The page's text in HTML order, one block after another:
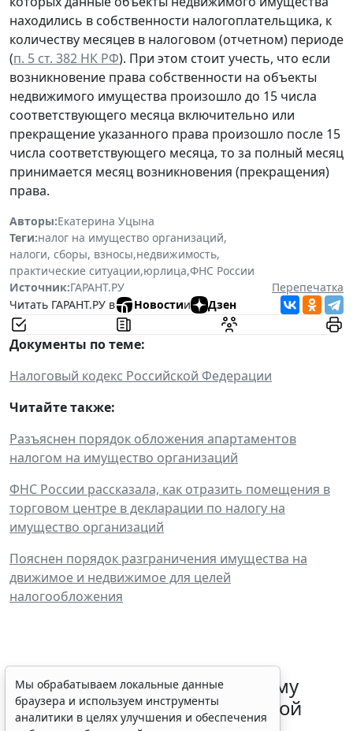
находились в собственности налогоплательщика, к
количеству месяцев в налоговом (отчетном) периоде
(п. 5 ст. 382 НК РФ). При этом стоит учесть, что если
возникновение права собственности на объекты
недвижимого имущества произошло до 15 числа
соответствующего месяца включительно или
прекращение указанного права произошло после 15
числа соответствующего месяца, то за полный месяц
принимается месяц возникновения (прекращения)
права.
Авторы:Екатерина Уцына
Теги:налог на имущество организаций,
налоги, сборы, взносы,недвижимость,
практические ситуации,юрлица,ФНС России
Источник:ГАРАНТ.РУ
Перепечатка
Читать ГАРАНТ.РУ в
Новостии Дзен
Документы по теме:
Налоговый кодекс Российской Федерации
Читайте также:
Разъяснен порядок обложения апартаментов
налогом на имущество организаций
ФНС России рассказала, как отразить помещения в
торговом центре в декларации по налогу на
имущество организаций
Пояснен порядок разграничения имущества на
движимое и недвижимое для целей
налогообложения
ФНС России рассказала малому
бизнесу о порядке упрощенной
Мы обрабатываем локальные данные
браузера и используем инструменты
аналитики в целях улучшения и обеспечения